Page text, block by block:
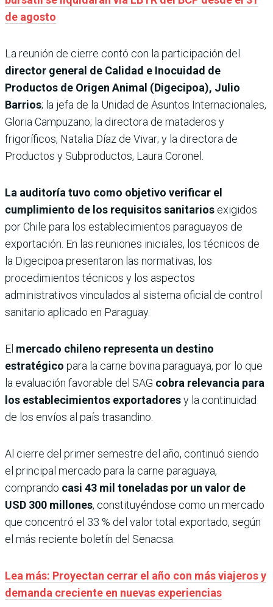
de agosto
La reunión de cierre contó con la participación del
director general de Calidad e Inocuidad de
Productos de Origen Animal (Digecipoa), Julio
Barrios; la jefa de la Unidad de Asuntos Internacionales,
Gloria Campuzano; la directora de mataderos y
frigoríficos, Natalia Díaz de Vivar; y la directora de
Productos y Subproductos, Laura Coronel.
La auditoría tuvo como objetivo verificar el
cumplimiento de los requisitos sanitarios exigidos
por Chile para los establecimientos paraguayos de
exportación. En las reuniones iniciales, los técnicos de
la Digecipoa presentaron las normativas, los
procedimientos técnicos y los aspectos
administrativos vinculados al sistema oficial de control
sanitario aplicado en Paraguay.
El mercado chileno representa un destino
estratégico para la carne bovina paraguaya, por lo que
la evaluación favorable del SAG cobra relevancia para
los establecimientos exportadoresy la continuidad
de los envíos al país trasandino.
Al cierre del primer semestre del año, continuó siendo
el principal mercado para la carne paraguaya,
comprando casi 43 mil toneladas por un valor de
USD 300 millones, constituyéndose como un mercado
que concentró el 33 % del valor total exportado, según
el más reciente boletín del Senacsa.
Lea más: Proyectan cerrar el año con más viajeros y
demanda creciente en nuevas experiencias